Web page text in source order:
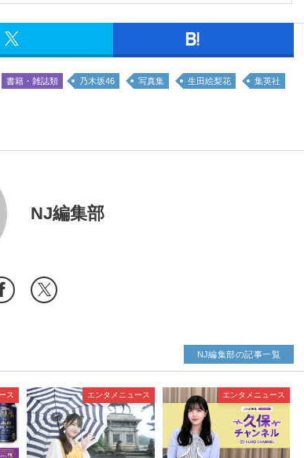
書籍・雑誌類 乃木坂46 写真集 生田絵梨花 集英社
NJ編集部
ス エンタメニュース エンタメニュース
NJ編集部の記事一覧